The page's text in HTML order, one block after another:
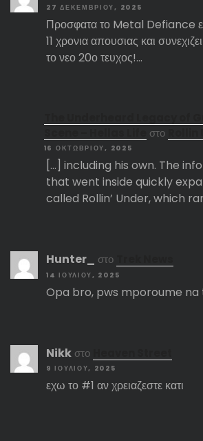
27 ΔΕΚΕΜΒΡΊΟΥ, 2025
Προσφατα το Metal Defiance
11 χρονια απουσιας και
το νεο 20ο τευχος!…
στο
16 ΟΚΤΩΒΡΊΟΥ, 2025
[…] including his own. The
that went inside quickly
called Rollin’ Under, which
Hunter_ στο
14 ΙΟΥΛΊΟΥ, 2025
Opa bro, pws mporoume
Nikk στο
9 ΙΟΥΛΊΟΥ, 2025
εχω το #1 αν χρειαζεστε κατι